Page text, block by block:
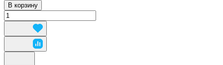
В корзину